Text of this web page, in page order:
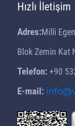
Hızlı İletişim
Adres:Milli
Blok Zemin Kat
Telefon: +90
E-mail: